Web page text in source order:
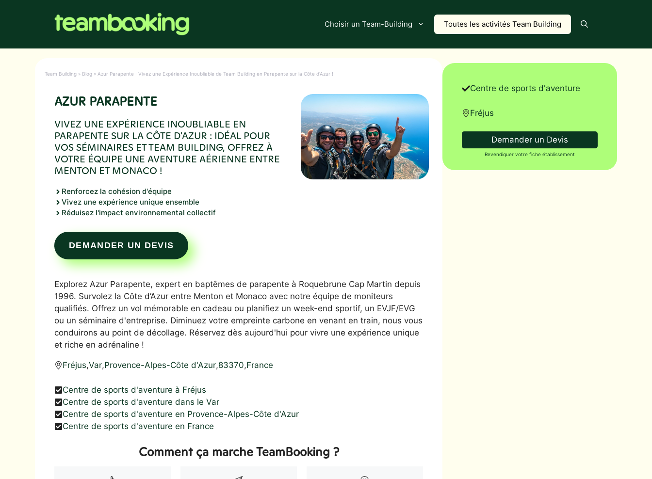
Choisir un Team-Building Toutes les activités Team Building
Team Building » Blog » Azur Parapente : Vivez une Expérience Inoubliable de Team Building en Parapente sur la Côte d’Azur !
AZUR PARAPENTE
VIVEZ UNE EXPÉRIENCE INOUBLIABLE EN
PARAPENTE SUR LA CÔTE D'AZUR : IDÉAL POUR
VOS SÉMINAIRES ET TEAM BUILDING, OFFREZ À
VOTRE ÉQUIPE UNE AVENTURE AÉRIENNE ENTRE
MENTON ET MONACO !
Renforcez la cohésion d'équipe
Vivez une expérience unique ensemble
Réduisez l'impact environnemental collectif
DEMANDER UN DEVIS
Explorez Azur Parapente, expert en baptêmes de parapente à Roquebrune Cap Martin depuis
1996. Survolez la Côte d’Azur entre Menton et Monaco avec notre équipe de moniteurs
qualifiés. Offrez un vol mémorable en cadeau ou planifiez un week-end sportif, un EVJF/EVG
ou un séminaire d'entreprise. Diminuez votre empreinte carbone en venant en train, nous vous
conduirons au point de décollage. Réservez dès aujourd'hui pour vivre une expérience unique
et riche en adrénaline !
Fréjus,Var,Provence-Alpes-Côte d'Azur,83370,France
Centre de sports d'aventure à Fréjus
Centre de sports d'aventure dans le Var
Centre de sports d'aventure en Provence-Alpes-Côte d'Azur
Centre de sports d'aventure en France
Comment ça marche TeamBooking ?
Centre de sports d'aventure
Fréjus
Demander un Devis
Revendiquer votre fiche établissement